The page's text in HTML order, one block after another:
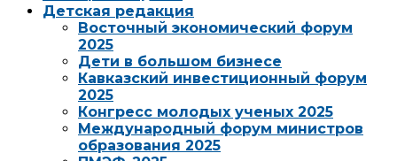
Детская редакция
Восточный экономический форум
2025
Дети в большом бизнесе
Кавказский инвестиционный форум
2025
Конгресс молодых ученых 2025
Международный форум министров
образования 2025